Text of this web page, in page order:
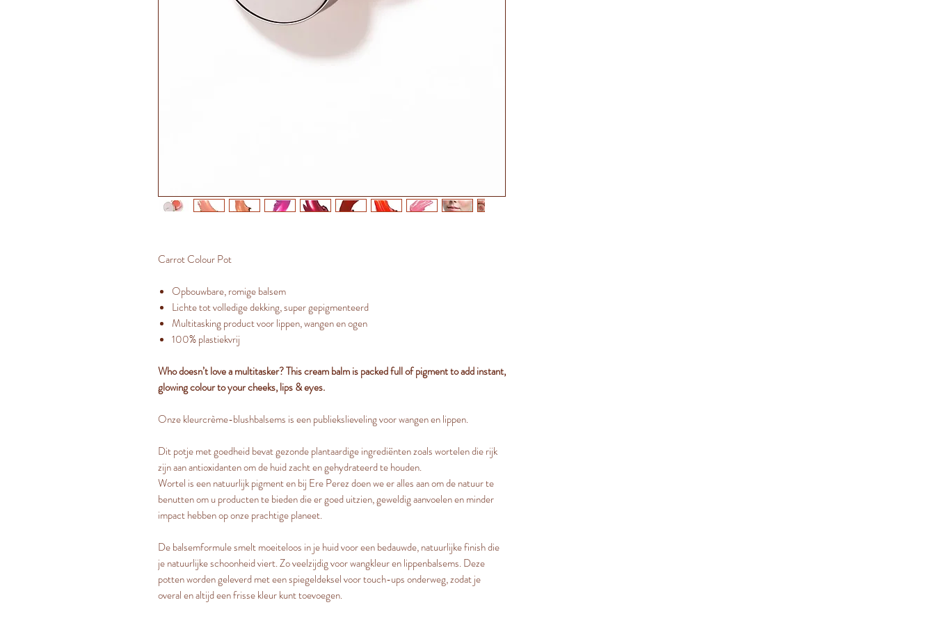
Carrot Colour Pot
Opbouwbare, romige balsem
Lichte tot volledige dekking, super gepigmenteerd
Multitasking product voor lippen, wangen en ogen
100% plastiekvrij
Who doesn’t love a multitasker? This cream balm is packed full of pigment to add instant,
glowing colour to your cheeks, lips & eyes.
Onze kleurcrème-blushbalsems is een publiekslieveling voor wangen en lippen.
Dit potje met goedheid bevat gezonde plantaardige ingrediënten zoals wortelen die rijk
zijn aan antioxidanten om de huid zacht en gehydrateerd te houden.
Wortel is een natuurlijk pigment en bij Ere Perez doen we er alles aan om de natuur te
benutten om u producten te bieden die er goed uitzien, geweldig aanvoelen en minder
impact hebben op onze prachtige planeet.
De balsemformule smelt moeiteloos in je huid voor een bedauwde, natuurlijke finish die
je natuurlijke schoonheid viert. Zo veelzijdig voor wangkleur en lippenbalsems. Deze
potten worden geleverd met een spiegeldeksel voor touch-ups onderweg, zodat je
overal en altijd een frisse kleur kunt toevoegen.